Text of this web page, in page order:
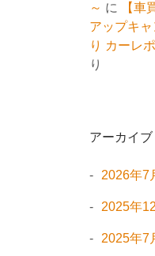
～ に
【車
アップキ
り カーレ
り
アーカイブ
2026年7
2025年
2025年7